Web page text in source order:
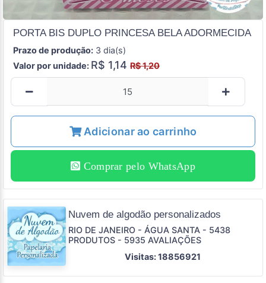
PORTA BIS DUPLO PRINCESA BELA ADORMECIDA
Prazo de produção: 3 dia(s)
Valor por unidade: R$ 1,14 R$ 1,20
Adicionar ao carrinho
Comprar pelo WhatsApp
Nuvem de algodão personalizados
RIO DE JANEIRO - ÁGUA SANTA - 5438
PRODUTOS - 5935 AVALIAÇÕES
Visitas: 18856921